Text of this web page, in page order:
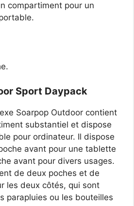
compartiment pour un
Sport Daypack
Soarpop Outdoor contient
substantiel et dispose
pour ordinateur. Il dispose
avant pour une tablette
avant pour divers usages.
de deux poches et de
les deux côtés, qui sont
parapluies ou les bouteilles